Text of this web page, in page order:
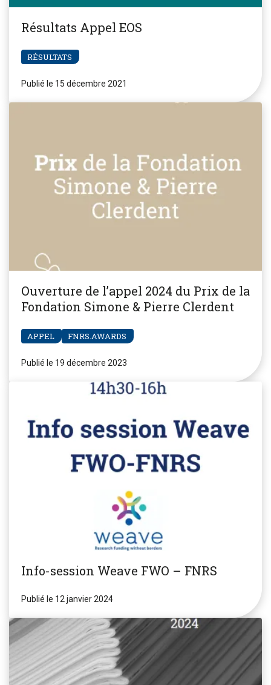
Résultats Appel EOS
RÉSULTATS
Publié le 15 décembre 2021
Ouverture de l’appel 2024 du Prix de la
Fondation Simone & Pierre Clerdent
APPEL FNRS.AWARDS
Publié le 19 décembre 2023
Info-session Weave FWO – FNRS
Publié le 12 janvier 2024